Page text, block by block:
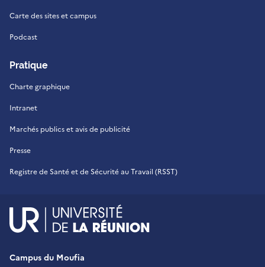
Carte des sites et campus
Podcast
Pratique
Charte graphique
Intranet
Marchés publics et avis de publicité
Presse
Registre de Santé et de Sécurité au Travail (RSST)
Campus du Moufia